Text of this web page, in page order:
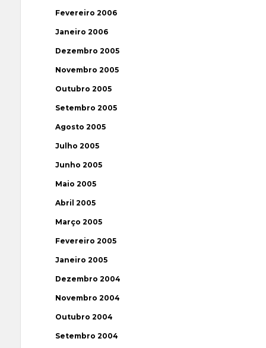
Fevereiro 2006
Janeiro 2006
Dezembro 2005
Novembro 2005
Outubro 2005
Setembro 2005
Agosto 2005
Julho 2005
Junho 2005
Maio 2005
Abril 2005
Março 2005
Fevereiro 2005
Janeiro 2005
Dezembro 2004
Novembro 2004
Outubro 2004
Setembro 2004